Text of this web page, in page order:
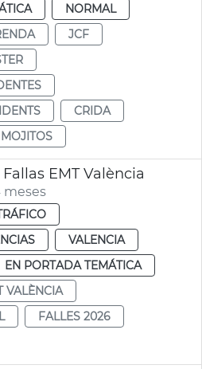
NORMAL
JCF
CRIDA
MOJITOS
EMT València
meses
VALENCIA
EN PORTADA TEMÁTICA
VALÈNCIA
FALLES 2026